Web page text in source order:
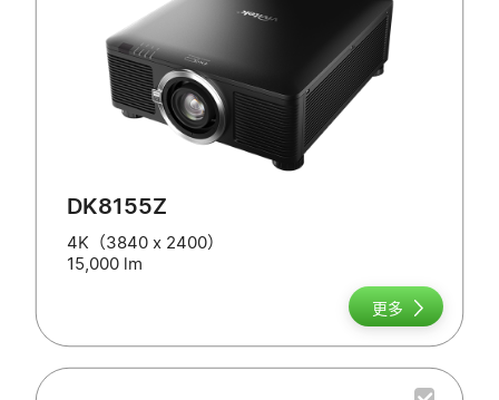
DK8155Z
4K（3840 x 2400）
15,000 lm
更多